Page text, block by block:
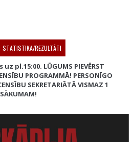
STATISTIKA/REZULTĀTI
pl.15:00. LŪGUMS PIEVĒRST
PROGRAMMĀ! PERSONĪGO
SEKRETARIĀTĀ VISMAZ 1